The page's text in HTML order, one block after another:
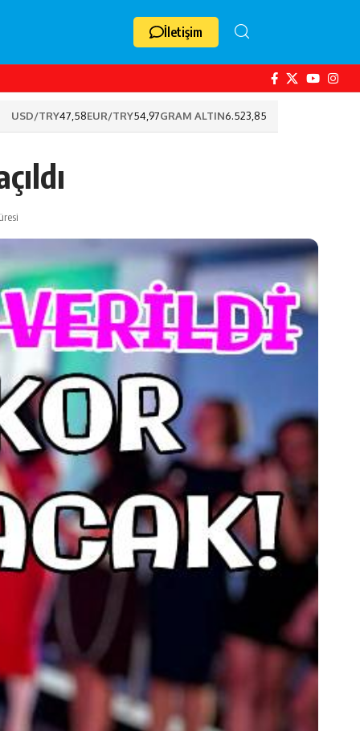
İletişim
USD/TRY47,58EUR/TRY54,97GRAM ALTIN6.523,85